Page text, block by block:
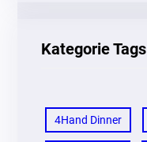
Kategorie Tags
4Hand Dinner